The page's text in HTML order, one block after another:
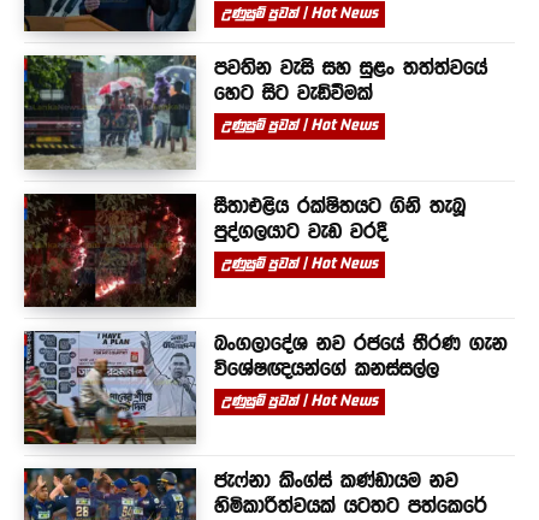
උණුසුම් පුවත් | Hot News
පවතින වැසි සහ සුළං තත්ත්වයේ
හෙට සිට වැඩිවීමක්
උණුසුම් පුවත් | Hot News
සීතාඑළිය රක්ෂිතයට ගිනි තැබූ
පුද්ගලයාට වැඩ වරදී
උණුසුම් පුවත් | Hot News
බංගලාදේශ නව රජයේ තීරණ ගැන
විශේෂඥයන්ගේ කනස්සල්ල
උණුසුම් පුවත් | Hot News
ජැෆ්නා කිංග්ස් කණ්ඩායම නව
හිමිකාරීත්වයක් යටතට පත්කෙරේ